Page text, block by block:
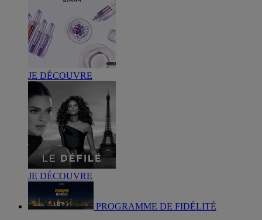
JE DÉCOUVRE
JE DÉCOUVRE
PROGRAMME DE FIDÉLITÉ